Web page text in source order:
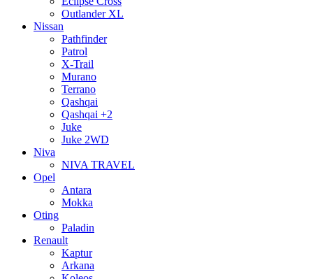
Outlander XL
Nissan
Pathfinder
Patrol
X-Trail
Murano
Terrano
Qashqai
Qashqai +2
Juke
Juke 2WD
Niva
NIVA TRAVEL
Opel
Antara
Mokka
Oting
Paladin
Renault
Kaptur
Arkana